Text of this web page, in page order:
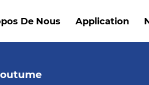
De Nous Application